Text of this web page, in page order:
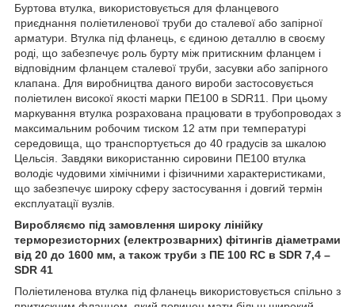
Буртова втулка, використовується для фланцевого
приєднання поліетиленової труби до сталевої або запірної
арматури. Втулка під фланець, є єдиною деталлю в своєму
роді, що забезпечує роль бурту між притискним фланцем і
відповідним фланцем сталевої труби, засувки або запірного
клапана. Для виробництва даного вироби застосовується
поліетилен високої якості марки ПЕ100 в SDR11. При цьому
маркування втулка розрахована працювати в трубопроводах з
максимальним робочим тиском 12 атм при температурі
середовища, що транспортується до 40 градусів за шкалою
Цельсія. Завдяки використанню сировини ПЕ100 втулка
володіє чудовими хімічними і фізичними характеристиками,
що забезпечує широку сферу застосування і довгий термін
експлуатації вузлів.
Виробляємо під замовлення широку лінійку
терморезисторних (електрозварних) фітингів діаметрами
від 20 до 1600 мм, а також труби з ПE 100 RC в SDR 7,4 –
SDR 41
Поліетиленова втулка під фланець використовується спільно з